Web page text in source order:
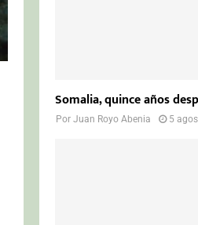
Somalia, quince años
PorJuan Royo Abenia 5